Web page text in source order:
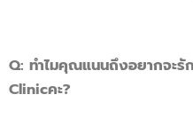
Q: ทำไมคุณแนนถึงอยากจะรั
Clinicคะ?